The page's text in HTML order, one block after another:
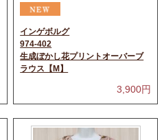
インゲボルグ
974-402
生成ぼかし花プリントオーバーブ
ラウス【M】
3,900円